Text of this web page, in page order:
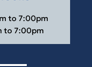
to 7:00pm
to 7:00pm